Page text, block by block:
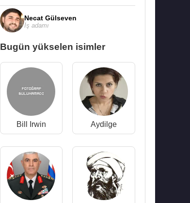
Necat Gülseven
İş adamı
Bugün yükselen isimler
Bill Irwin Aydilge